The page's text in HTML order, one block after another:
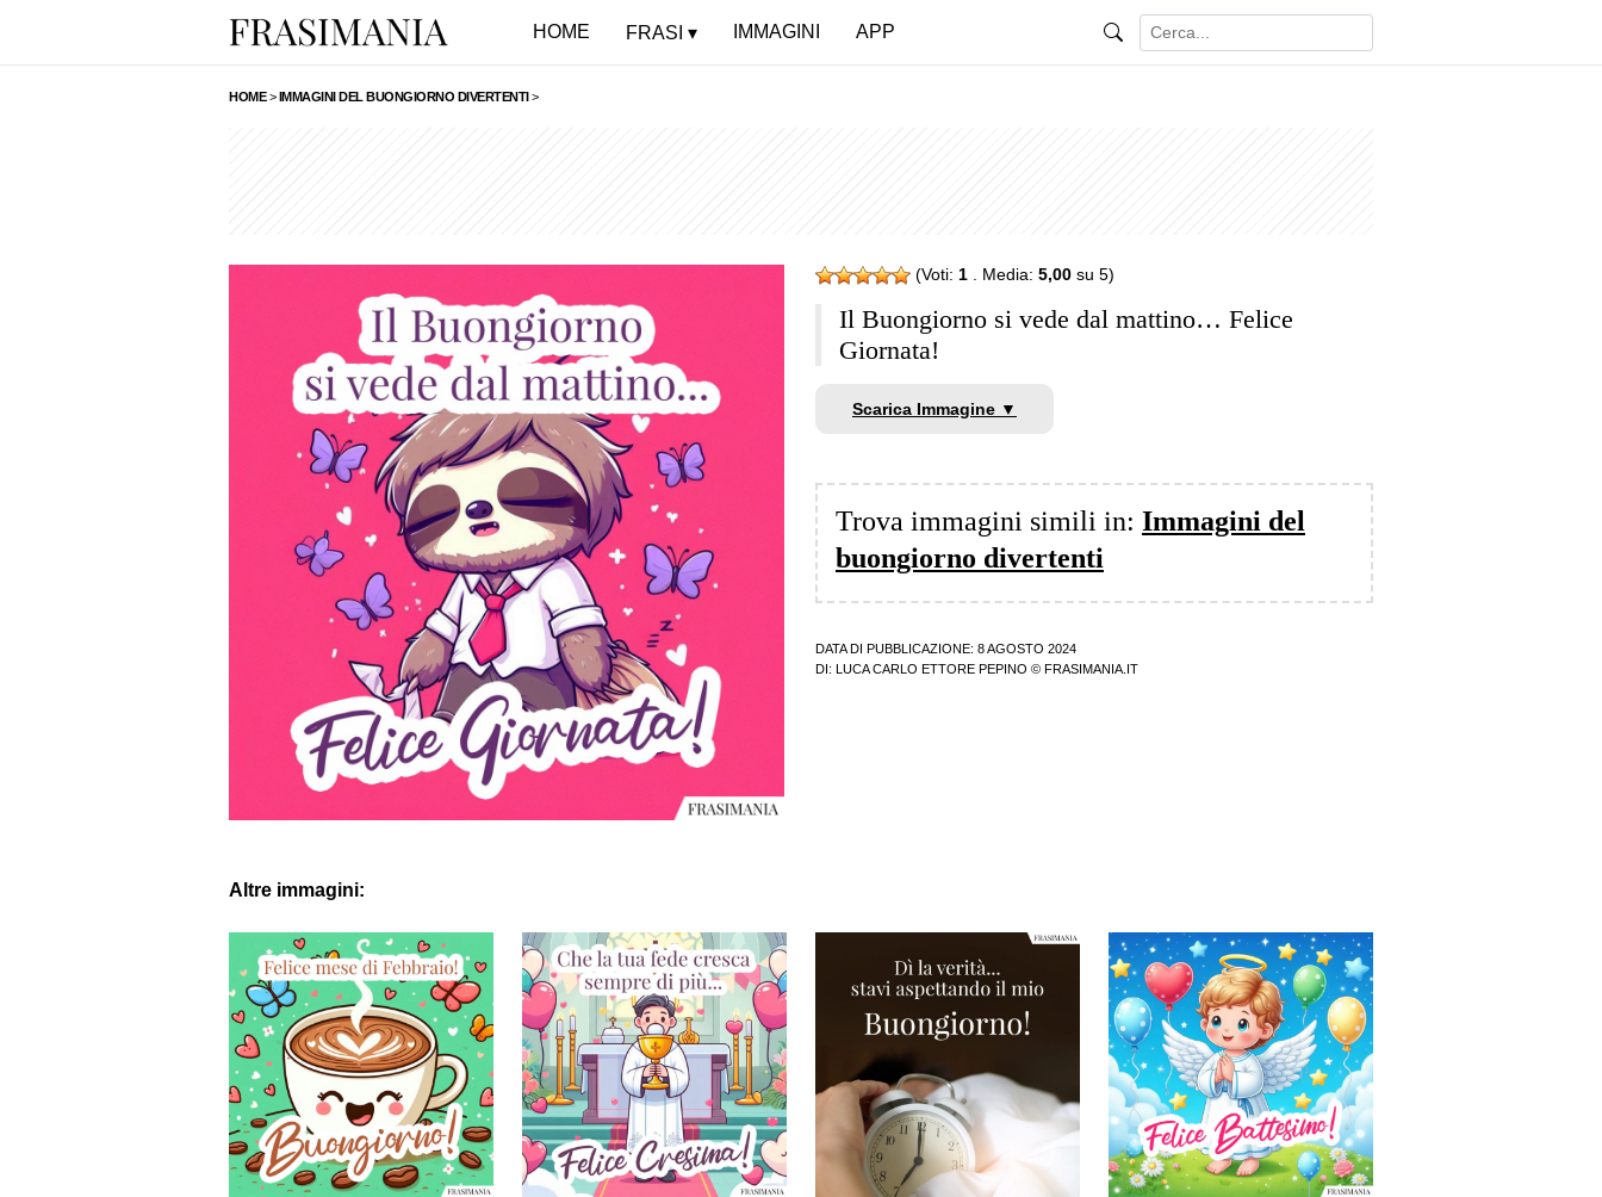
HOME FRASI IMMAGINI APP
HOME>IMMAGINI DEL BUONGIORNO DIVERTENTI>
(Voti: 1 . Media: 5,00 su 5)
Il Buongiorno si vede dal mattino… Felice
Giornata!
Scarica Immagine ▼
Trova immagini simili in: Immagini del
buongiorno divertenti
DATA DI PUBBLICAZIONE: 8 AGOSTO 2024
DI:
LUCA CARLO ETTORE PEPINO © FRASIMANIA.IT
Altre immagini: